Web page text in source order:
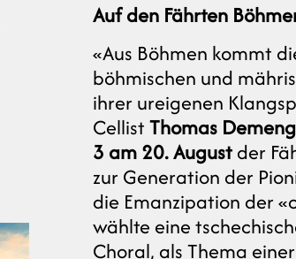
Auf den Fährten
«Aus Böhmen kommt
böhmischen und
ihrer ureigenen
CellistThomas
3 am 20. Augustder
zur Generation der
die Emanzipation der
wählte eine
Choral, als Thema